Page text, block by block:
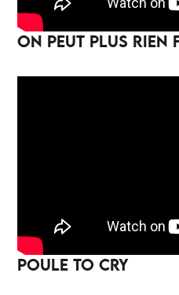
ON PEUT PLUS RIEN
POULE TO CRY